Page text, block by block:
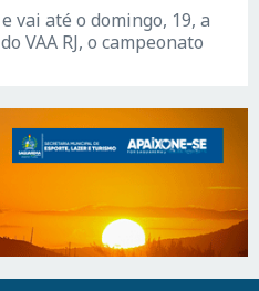
vai até o domingo, 19, a
VAA RJ, o campeonato